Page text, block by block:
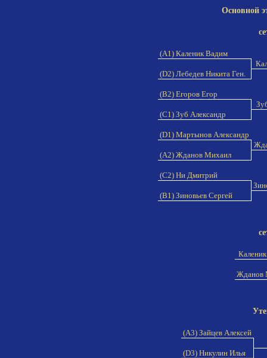
Основной
(A1) Каленик Вадим
(D2) Лебедев Никита Ген.
(B2) Егоров Егор
(C1) Зуб Александр
(D1) Мартынов Александр
(A2) Жданов Михаил
(C2) Ни Дмитрий
(B1) Зиновьев Сергей
Жданов
(A3) Зайцев Алексей
(D3) Никулин Илья